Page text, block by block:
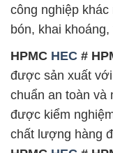
công nghiệp
bón, khai
HPMC HEC #
được sản xuất
chuẩn an toàn và
được kiểm
chất lượng hàng